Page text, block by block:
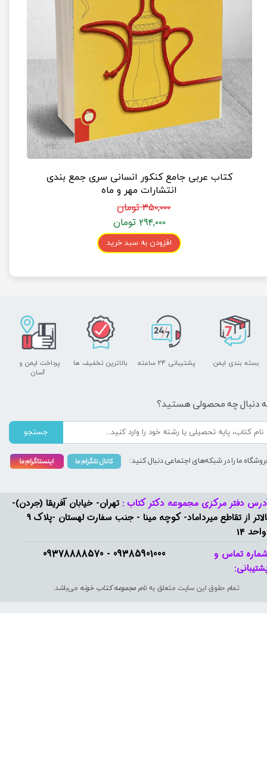
کتاب عربی جامع کنکور انسانی سری جمع بندی
انتشارات مهر و ماه
۳۵۰,۰۰۰ تومان
۲۹۴,۰۰۰ تومان
افزودن به سبد خرید
09385901000 - 09378888570​​​​​​​
دفتر مرکزی مجموعه دکتر کتاب : تهران- خیابان آفریقا (جردن)-
بالاتر از تقاطع میرداماد- کوچه مینا - جنب سفارت لهستان -پلاک 9
14
تمام حقوق این سایت متعلق بهنام مجموعه کتاب خونه می‌باشد.
تماس و
پشتیبانی ۲۴ ساعته
پرداخت ایمن و ​​​​​​​
آسان
بسته بندی ایمن بالاترین تخفیف ها
دنبال چه محصولی هستید؟
جستجو
ما را در شبکه‌های اجتماعی دنبال کنید: